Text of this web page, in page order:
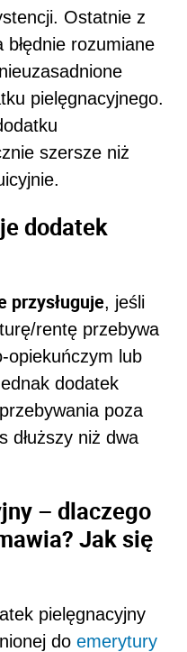
Ostatnie z
rozumiane
pielęgnacyjnego.
szersze niż
dodatek
przysługuje, jeśli
rentę przebywa
opiekuńczym lub
dodatek
poza
dłuższy niż dwa
– dlaczego
Jak się
pielęgnacyjny
do emerytury